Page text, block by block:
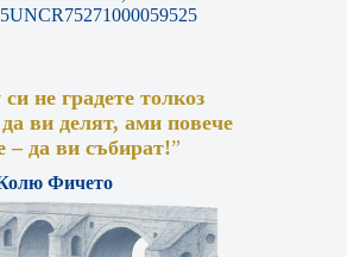
не градете толкоз
ви делят, ами повече
– да ви събират!”
Фичето